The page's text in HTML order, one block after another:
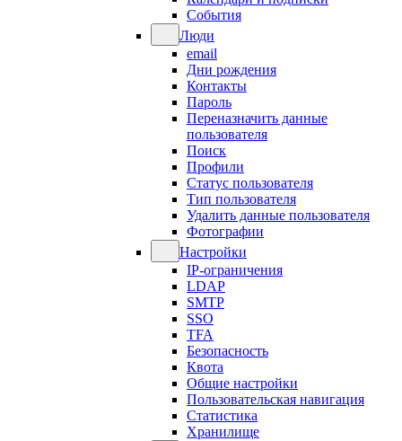
События
Люди
email
Дни рождения
Контакты
Пароль
Переназначить данные
пользователя
Поиск
Профили
Статус пользователя
Тип пользователя
Удалить данные пользователя
Фотографии
Настройки
IP-ограничения
LDAP
SMTP
SSO
TFA
Безопасность
Квота
Общие настройки
Пользовательская навигация
Статистика
Хранилище